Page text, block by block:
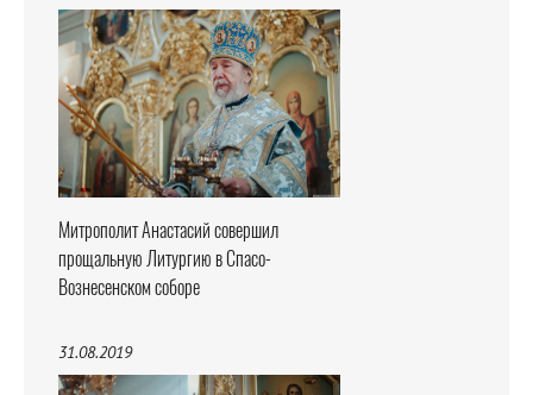
Митрополит Анастасий совершил
прощальную Литургию в Спасо-
Вознесенском соборе
31.08.2019